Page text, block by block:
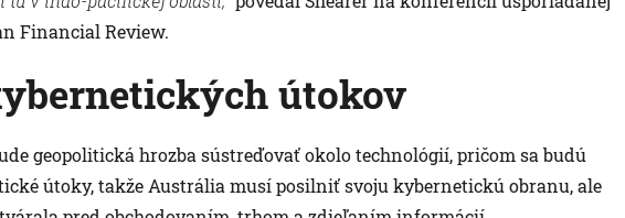
Financial Review.
útokov
geopolitická hrozba sústreďovať okolo technológií, pričom sa budú
útoky, takže Austrália musí posilniť svoju kybernetickú obranu, ale